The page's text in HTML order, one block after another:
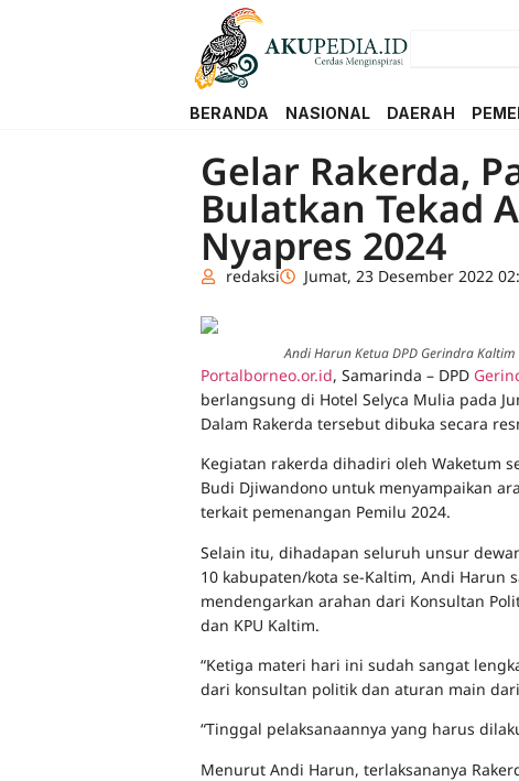
BERANDA NASIONAL DAERAH
Gelar Rakerda,
Bulatkan Tekad
Nyapres 2024
redaksi Jumat, 23 Desember 2022
Andi Harun Ketua DPD Gerindra
Portalborneo.or.id, Samarinda – DPD
berlangsung di Hotel Selyca Mulia pada
Dalam Rakerda tersebut dibuka secara
Kegiatan rakerda dihadiri oleh Waketum
Budi Djiwandono untuk menyampaikan
terkait pemenangan Pemilu 2024.
Selain itu, dihadapan seluruh unsur
10 kabupaten/kota se-Kaltim, Andi Harun
mendengarkan arahan dari Konsultan
dan KPU Kaltim.
“Ketiga materi hari ini sudah sangat
dari konsultan politik dan aturan main
“Tinggal pelaksanaannya yang harus
Menurut Andi Harun, terlaksananya